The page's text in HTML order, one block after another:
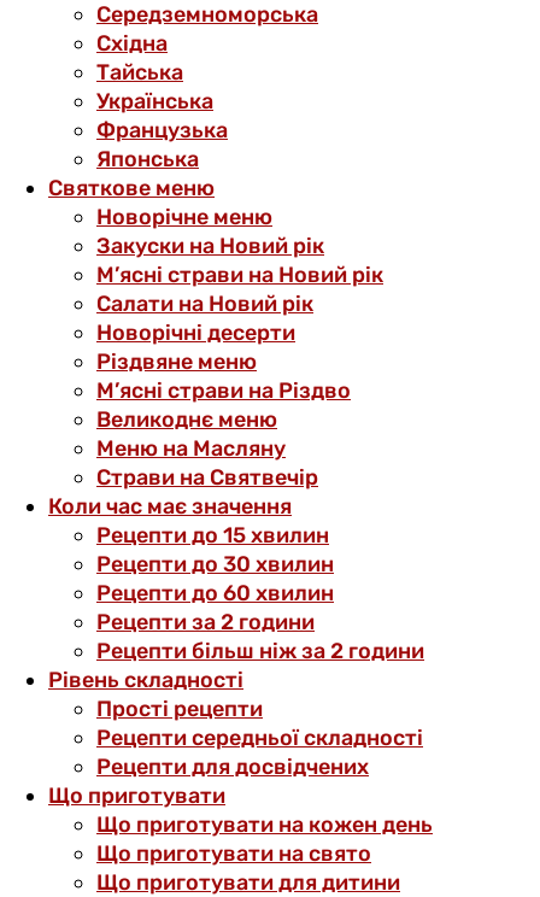
Середземноморська
Східна
Тайська
Українська
Французька
Японська
Святкове меню
Новорічне меню
Закуски на Новий рік
М’ясні страви на Новий рік
Салати на Новий рік
Новорічні десерти
Різдвяне меню
М’ясні страви на Різдво
Великоднє меню
Меню на Масляну
Страви на Святвечір
Коли час має значення
Рецепти до 15 хвилин
Рецепти до 30 хвилин
Рецепти до 60 хвилин
Рецепти за 2 години
Рецепти більш ніж за 2 години
Рівень складності
Прості рецепти
Рецепти середньої складності
Рецепти для досвідчених
Що приготувати
Що приготувати на кожен день
Що приготувати на свято
Що приготувати для дитини